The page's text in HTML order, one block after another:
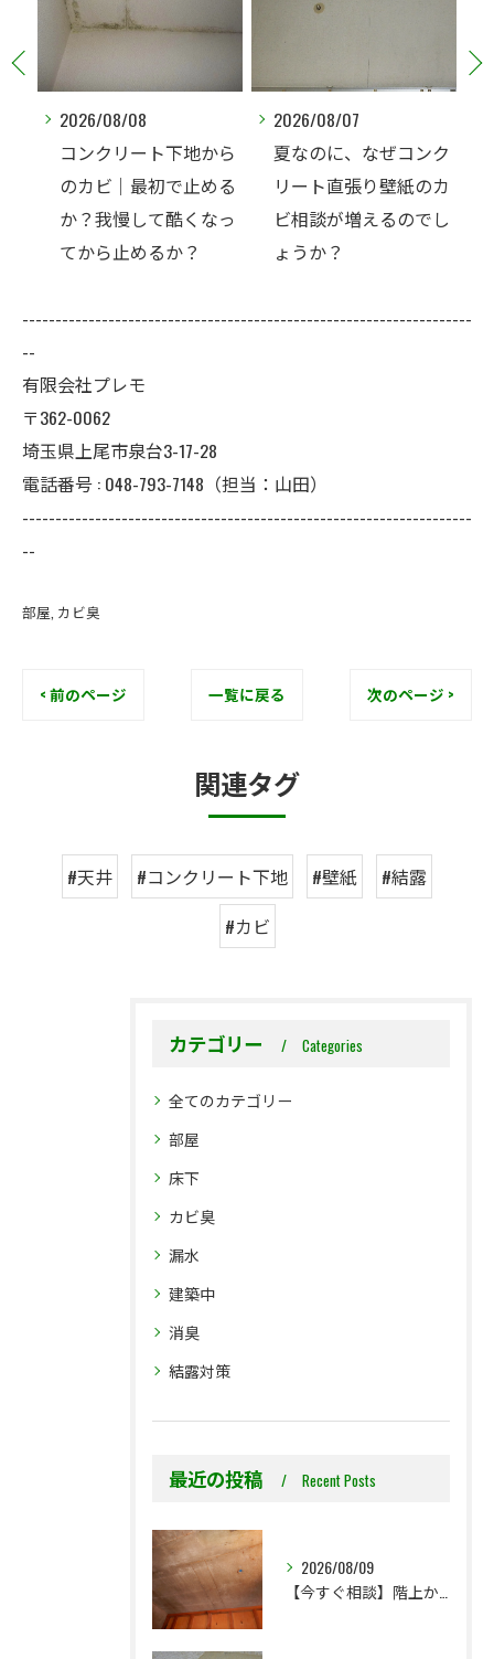
下地から
で止める
酷くなっ
2026/08/07
夏なのに、なぜコンク
リート直張り壁紙のカ
ビ相談が増えるのでし
ょうか？
2026/08/07
北側の洋室で繰り
壁紙カビ｜コンク
ト下地なら結露対
選択肢です
--------------------------------------------------------------------
--
有限会社プレモ
〒362-0062
埼玉県上尾市泉台3-17-28
電話番号 : 048-793-7148（担当：山田）
--------------------------------------------------------------------
--
部屋 カビ臭
< 前のページ 一覧に戻る 次のページ >
関連タグ
#天井 #コンクリート下地 #壁紙
#結露
#カビ
カテゴリー Categories
全てのカテゴリー
部屋
床下
カビ臭
漏水
建築中
消臭
結露対策
最近の投稿 Recent Posts
2026/08/09